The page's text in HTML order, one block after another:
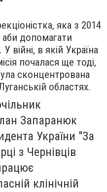
яка з 2014
аби допомагати
війні, в якій Україна
почалася ще тоді,
сконцентрована
областях.
Запаранюк
України "За
з Чернівців
клінічній